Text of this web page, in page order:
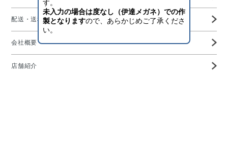
配送・送料・決済について
会社概要
店舗紹介